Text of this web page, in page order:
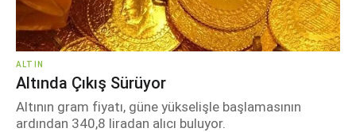
ALTIN
Altında Çıkış Sürüyor
Altının gram fiyatı, güne yükselişle başlamasının
ardından 340,8 liradan alıcı buluyor.